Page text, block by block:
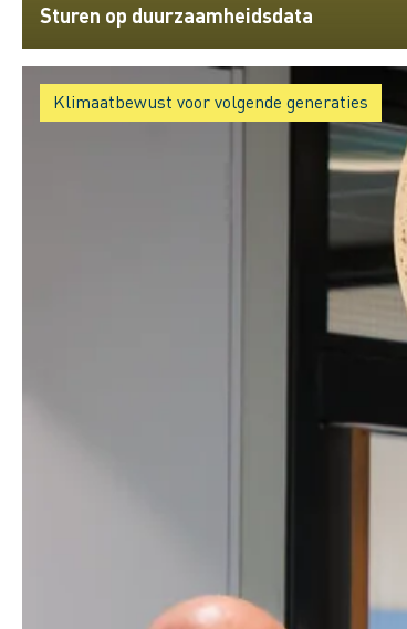
Sturen op duurzaamheidsdata
Klimaatbewust voor volgende generaties